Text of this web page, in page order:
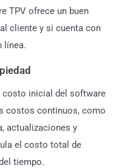
TPV ofrece un buen
cliente y si cuenta con
línea.
costo inicial del software
costos continuos, como
actualizaciones y
el costo total de
tiempo.